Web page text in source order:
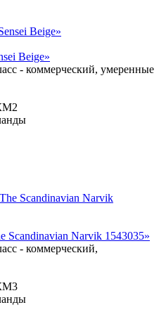
Beige»
- коммерческий, умеренные
Scandinavian Narvik 1543035»
- коммерческий,